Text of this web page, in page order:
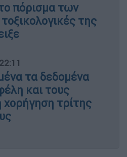
πόρισμα των
της
τα δεδομένα
και τους
χορήγηση τρίτης